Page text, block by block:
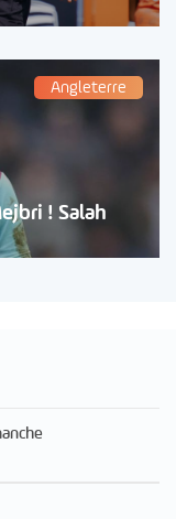
Angleterre
! Salah